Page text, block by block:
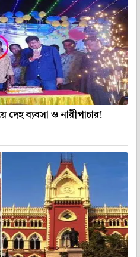
দেহ ব্যবসা ও নারীপাচার!